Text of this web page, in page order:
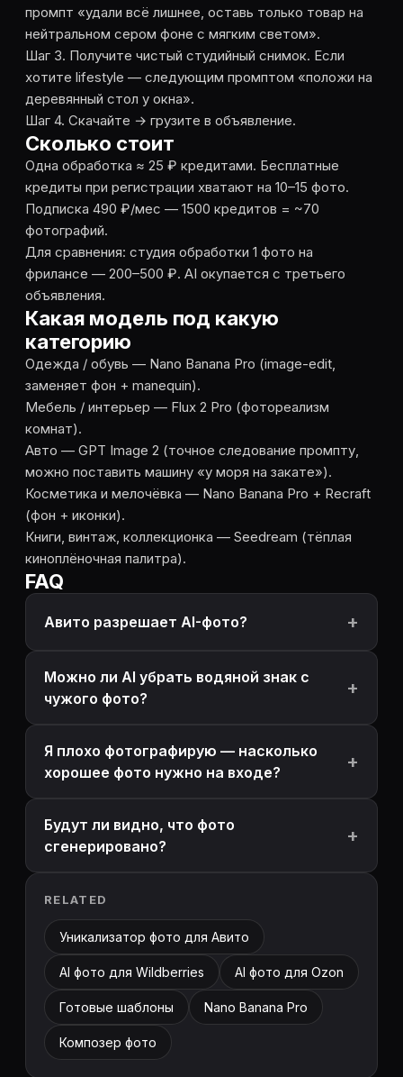
промпт «удали всё лишнее, оставь только товар на
нейтральном сером фоне с мягким светом».
Шаг 3. Получите чистый студийный снимок. Если
хотите lifestyle — следующим промптом «положи на
деревянный стол у окна».
Шаг 4. Скачайте → грузите в объявление.
Сколько стоит
Одна обработка ≈ 25 ₽ кредитами. Бесплатные
кредиты при регистрации хватают на 10–15 фото.
Подписка 490 ₽/мес — 1500 кредитов = ~70
фотографий.
Для сравнения: студия обработки 1 фото на
фрилансе — 200–500 ₽. AI окупается с третьего
объявления.
Какая модель под какую
категорию
Одежда / обувь — Nano Banana Pro (image-edit,
заменяет фон + manequin).
Мебель / интерьер — Flux 2 Pro (фотореализм
комнат).
Авто — GPT Image 2 (точное следование промпту,
можно поставить машину «у моря на закате»).
Косметика и мелочёвка — Nano Banana Pro + Recraft
(фон + иконки).
Книги, винтаж, коллекционка — Seedream (тёплая
киноплёночная палитра).
FAQ
Авито разрешает AI-фото?
Можно ли AI убрать водяной знак с
чужого фото?
Я плохо фотографирую — насколько
хорошее фото нужно на входе?
Будут ли видно, что фото
сгенерировано?
RELATED
Уникализатор фото для Авито
AI фото для Wildberries AI фото для Ozon
Готовые шаблоны Nano Banana Pro
Композер фото